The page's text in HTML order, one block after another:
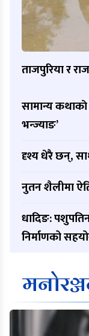
ताजपुरिया र
सामान्य कथाकाे
भन्ज्याङ’
दृश्य धेरै छन्,
नुतन शैलीमा
धादिङ:
निर्माणको